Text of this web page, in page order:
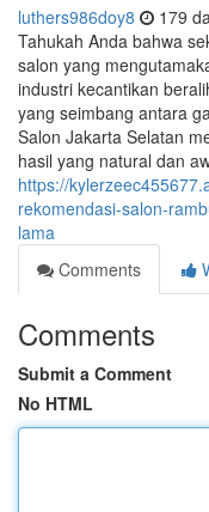
luthers986doy8 179
Tahukah Anda bahwa
salon yang
industri kecantikan
yang seimbang antara
Salon Jakarta Selatan
hasil yang natural dan
https://
rekomendasi-salon-
lama
Comments
Comments
Submit a Comment
No HTML